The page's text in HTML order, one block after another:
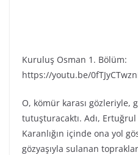
Kuruluş Osman 1. Bölüm:
https://youtu.be/
O, kömür karası gözleriyle,
tutuşturacaktı. Adı, Ertuğrul
Karanlığın içinde ona yol
gözyaşıyla sulanan